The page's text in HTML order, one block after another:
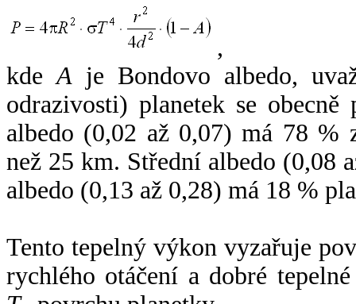
,
kdeA je Bondovo albedo,
odrazivosti) planetek se
albedo (0,02 až 0,07) má 78 %
než 25 km. Střední albedo (0,08
albedo (0,13 až 0,28) má 18 %
Tento tepelný výkon vyzařuje
rychlého otáčení a dobré